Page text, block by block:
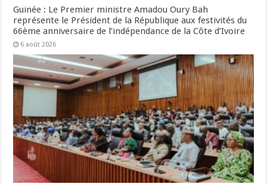
Guinée : Le Premier ministre Amadou Oury Bah
représente le Président de la République aux festivités du
66ème anniversaire de l’indépendance de la Côte d’Ivoire
6 août 2026